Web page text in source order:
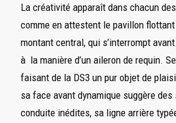
La créativité apparaît dans chacun
comme en attestent le pavillon
montant central, qui s’interrompt
à la manière d’un aileron de requin.
faisant de la DS3 un pur objet de
sa face avant dynamique suggère
conduite inédites, sa ligne arrière